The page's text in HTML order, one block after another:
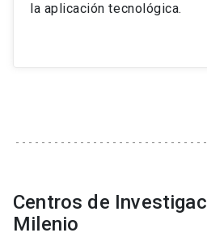
la aplicación tecnológica.
Centros de
Milenio